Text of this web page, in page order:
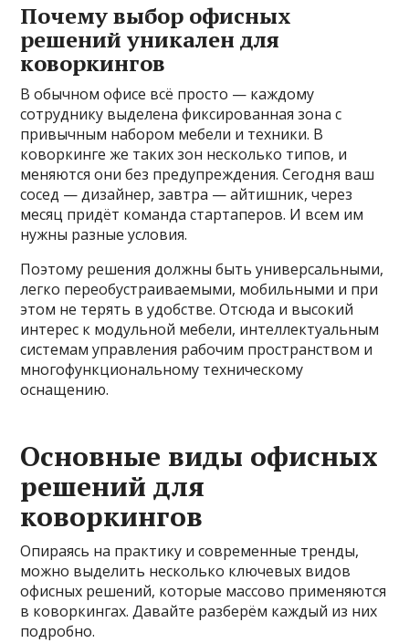
Почему выбор офисных
решений уникален для
коворкингов
В обычном офисе всё просто — каждому
сотруднику выделена фиксированная зона с
привычным набором мебели и техники. В
коворкинге же таких зон несколько типов, и
меняются они без предупреждения. Сегодня ваш
сосед — дизайнер, завтра — айтишник, через
месяц придёт команда стартаперов. И всем им
нужны разные условия.
Поэтому решения должны быть универсальными,
легко переобустраиваемыми, мобильными и при
этом не терять в удобстве. Отсюда и высокий
интерес к модульной мебели, интеллектуальным
системам управления рабочим пространством и
многофункциональному техническому
оснащению.
Основные виды офисных
решений для
коворкингов
Опираясь на практику и современные тренды,
можно выделить несколько ключевых видов
офисных решений, которые массово применяются
в коворкингах. Давайте разберём каждый из них
подробно.